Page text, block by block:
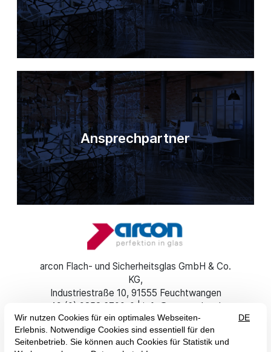
Ansprechpartner
arcon Flach- und Sicherheitsglas GmbH & Co.
KG
Industriestraße 10 91555 Feuchtwangen
+49 (0) 9852 6700-0
info@arcon-glas.de
DE EN